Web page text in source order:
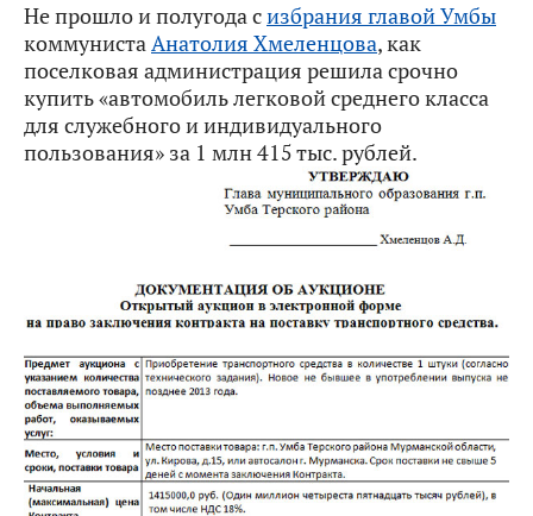
Не прошло и полугода сизбрания главой Умбы
коммунистаАнатолия Хмеленцова, как
поселковая администрация решила срочно
купить «автомобиль легковой среднего класса
для служебного и индивидуального
пользования» за 1 млн 415 тыс. рублей.